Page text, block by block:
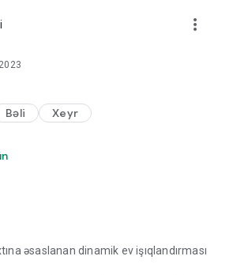
more_vert
Bəli Xeyr
əsaslanan dinamik ev işıqlandırması